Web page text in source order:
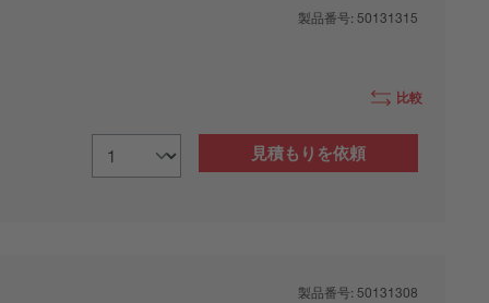
製品番号: 50131315
比較
見積もりを依頼
製品番号: 50131308